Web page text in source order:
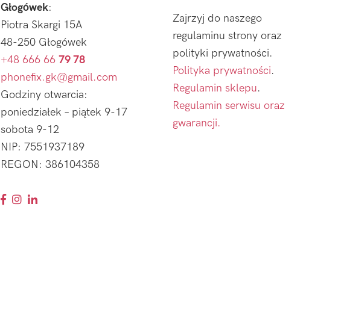
Głogówek:
Piotra Skargi 15A
48-250 Głogówek
+48 666 66 79 78
phonefix.gk@gmail.com
Godziny otwarcia:
poniedziałek – piątek 9-17
sobota 9-12
NIP: 7551937189
REGON: 386104358
Zajrzyj do naszego
regulaminu strony oraz
polityki prywatności.
Polityka prywatności.
Regulamin sklepu.
Regulamin serwisu oraz
gwarancji.